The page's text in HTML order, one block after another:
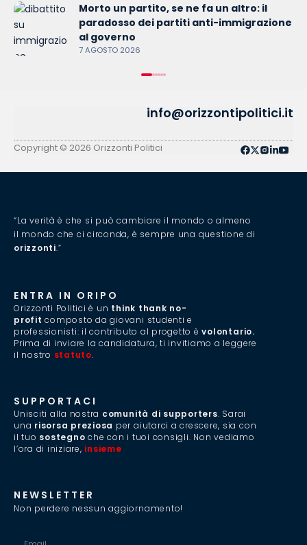
Morto un partito, se ne fa un altro: il
paradosso dei partiti anti-immigrazione
al governo
7 AGOSTO 2026
info@orizzontipolitici.it
Copyright © 2026 Orizzonti Politici
“La verità è che si può cambiare il mondo o almeno
il mondo che ci circonda, è sempre una questione di
orizzonti.”
ENTRA IN ORIPO
Orizzonti Politici è un think thank no-
profit composto da giovani studenti e
professionisti: il contributo al progetto èvolontario.
Prima di inviare la candidatura, ti invitiamo a leggere
il nostro statuto.
SUPPORTACI
Unisciti alla nostra comunità di supporters. Sarai
una risorsa preziosa per aiutarci a crescere, sia con
il tuo sostegno che con i tuoi consigli. Non vediamo
l’ora di iniziare, insieme
NEWSLETTER
Non perdere nessun aggiornamento!